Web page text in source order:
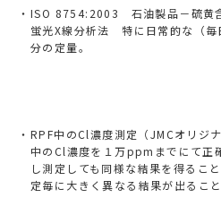
ISO 8754:2003 石油製品－硫黄
蛍光X線分析法 特に日常的な（毎
分の定量。
RPF中のCl濃度測定（JMCオリジ
中のCl濃度を１万ppmまでにて
し測定しても同様な結果を得るこ
定毎に大きく異なる結果が出るこ